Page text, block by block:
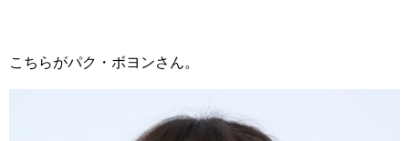
こちらがパク・ボヨンさん。